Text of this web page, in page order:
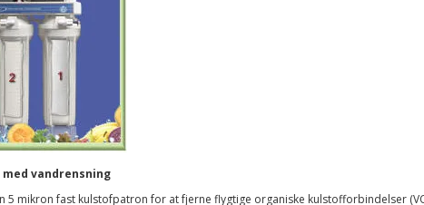
vandrensning
5 mikron fast kulstofpatron for at fjerne flygtige organiske kulstofforbindelser